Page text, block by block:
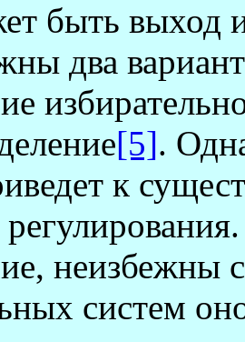
быть выход
два
[5].
к
неизбежны
систем